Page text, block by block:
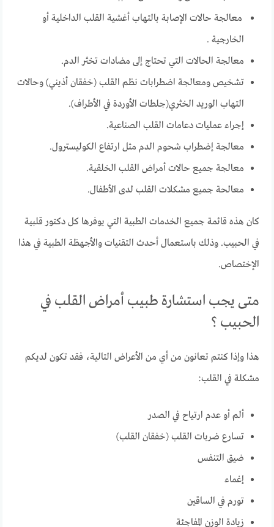
معالجة حالات الإصابة بالتهاب أغشية القلب الداخلية أو
الخارجية .
معالجة الحالات التي تحتاج إلى مضادات تخثر الدم.
تشخيص ومعالجة اضطرابات نظم القلب (خفقان أذيني) وحالات
التهاب الوريد الخثري(جلطات الأوردة في الأطراف).
إجراء عمليات دعامات القلب الصناعية.
معالجة إضطراب شحوم الدم مثل ارتفاع الكوليسترول.
معالجة جميع حالات أمراض القلب الخلقية.
معالحة جميع مشكلات القلب لدى الأطفال.
كان هذه قائمة جميع الخدمات الطبية التي يوفرها كل دكتور قلبية
في الحبيب. وذلك باستعمال أحدث التقنيات والأجهظة الطبية في هذا
الإختصاص.
متى يجب استشارة طبيب أمراض القلب في
الحبيب ؟
هذا وإذا كنتم تعانون من أي من الأعراض التالية، فقد تكون لديكم
مشكلة في القلب:
ألم أو عدم ارتياح في الصدر
تسارع ضربات القلب (خفقان القلب)
ضيق التنفس
إغماء
تورم في الساقين
زيادة الوزن المفاجئة